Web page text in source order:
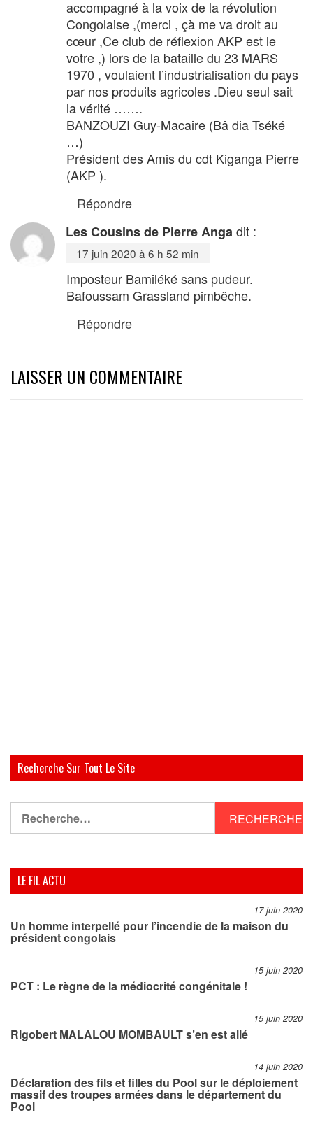
accompagné à la voix de la révolution
Congolaise ,(merci , çà me va droit au
cœur ,Ce club de réflexion AKP est le
votre ,) lors de la bataille du 23 MARS
1970 , voulaient l’industrialisation du pays
par nos produits agricoles .Dieu seul sait
la vérité …….
BANZOUZI Guy-Macaire (Bâ dia Tséké
…)
Président des Amis du cdt Kiganga Pierre
(AKP ).
Répondre
Les Cousins de Pierre Angadit :
17 juin 2020 à 6 h 52 min
Imposteur Bamiléké sans pudeur.
Bafoussam Grassland pimbêche.
Répondre
LAISSER UN COMMENTAIRE
Recherche Sur Tout Le Site
LE FIL ACTU
17 juin 2020
Un homme interpellé pour l’incendie de la maison du
président congolais
15 juin 2020
PCT : Le règne de la médiocrité congénitale !
15 juin 2020
Rigobert MALALOU MOMBAULT s’en est allé
14 juin 2020
Déclaration des fils et filles du Pool sur le déploiement
massif des troupes armées dans le département du
Pool